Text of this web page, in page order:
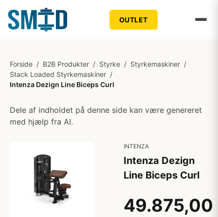
OUTLET
Forside / B2B Produkter / Styrke / Styrkemaskiner /
Stack Loaded Styrkemaskiner /
Intenza Dezign Line Biceps Curl
Dele af indholdet på denne side kan være genereret
med hjælp fra AI.
INTENZA
Intenza Dezign
Line Biceps Curl
49.875,00